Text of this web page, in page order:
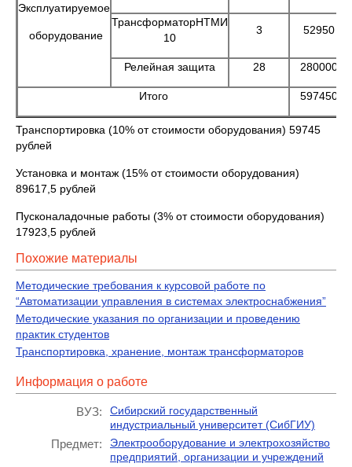
Эксплуатируемое
оборудование
ТрансформаторНТМИ
10
3 52950
Релейная защита 28 280000
Итого 597450
Транспортировка (10% от стоимости оборудования) 59745
рублей
Установка и монтаж (15% от стоимости оборудования)
89617,5 рублей
Пусконаладочные работы (3% от стоимости оборудования)
17923,5 рублей
Похожие материалы
Методические требования к курсовой работе по
“Автоматизации управления в системах электроснабжения”
Методические указания по организации и проведению
практик студентов
Транспортировка, хранение, монтаж трансформаторов
Информация о работе
ВУЗ:
Сибирский государственный
индустриальный университет (СибГИУ)
Предмет:
Электрооборудование и электрохозяйство
предприятий, организации и учреждений